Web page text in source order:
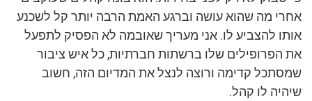
אחרי מה שהוא עושה וברגע האמת הרבה יותר קל לשכנע
אותו להצביע לו. אני מעריך שאובמה לא הפסיק לתפעל
את הפרופילים שלו ברשתות חברתיות, כל איש ציבור
שמסתכל קדימה ורוצה לנצל את המדיום הזה, חשוב
שיהיה לו קהל.